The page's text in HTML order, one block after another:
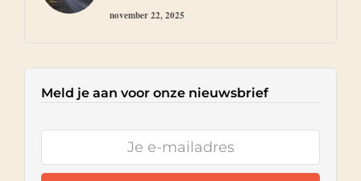
november 22, 2025
Meld je aan voor onze nieuwsbrief